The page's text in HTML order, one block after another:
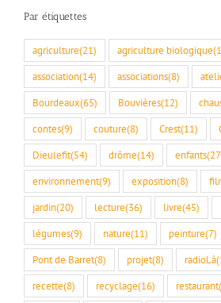
Par étiquettes
agriculture(21) agriculture biologique
association(14) associations(8)
Bourdeaux(65) Bouvières(12)
contes(9) couture(8) Crest(11)
Dieulefit(54) drôme(14) enfants
environnement(9) exposition(8)
jardin(20) lecture(36) livre(45)
légumes(9) nature(11) peinture(7)
Pont de Barret(8) projet(8) radioLà
recette(8) recyclage(16) restaurant